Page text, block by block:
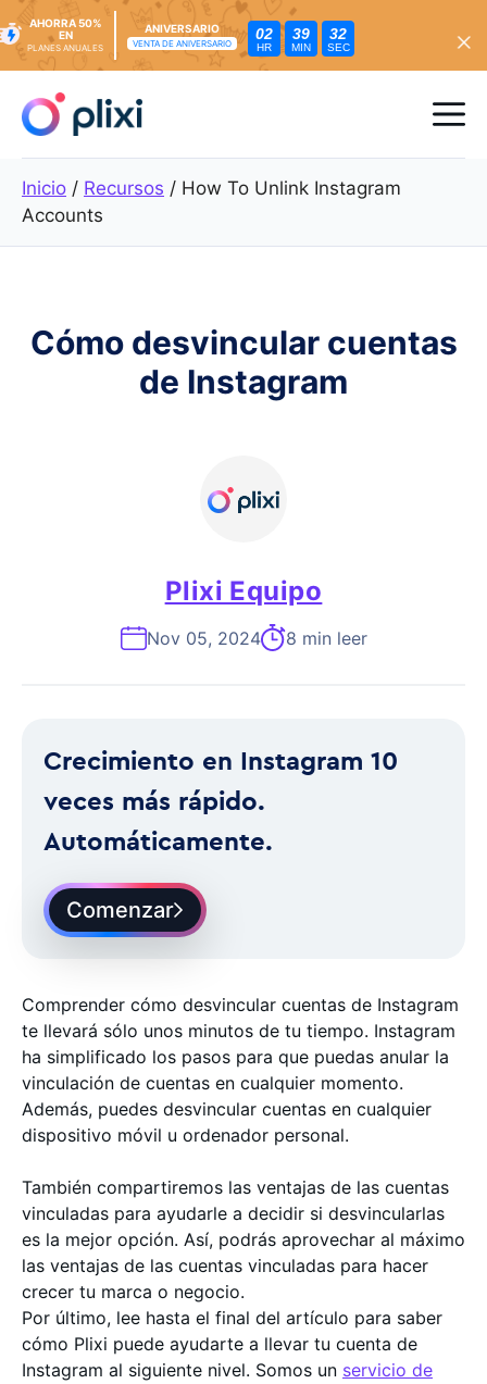
contenido
AHORRA 50%
EN
PLANES ANUALES
ANIVERSARIO
VENTA DE ANIVERSARIO
02
HR
39
MIN
30
SEC
Inicio / Recursos / How To Unlink Instagram
Accounts
Cómo desvincular cuentas
de Instagram
Plixi Equipo
Nov 05, 2024 8 min leer
Crecimiento en Instagram 10
veces más rápido.
Automáticamente.
Comenzar
Comprender cómo desvincular cuentas de Instagram
te llevará sólo unos minutos de tu tiempo. Instagram
ha simplificado los pasos para que puedas anular la
vinculación de cuentas en cualquier momento.
Además, puedes desvincular cuentas en cualquier
dispositivo móvil u ordenador personal.
También compartiremos las ventajas de las cuentas
vinculadas para ayudarle a decidir si desvincularlas
es la mejor opción. Así, podrás aprovechar al máximo
las ventajas de las cuentas vinculadas para hacer
crecer tu marca o negocio.
Por último, lee hasta el final del artículo para saber
cómo Plixi puede ayudarte a llevar tu cuenta de
Instagram al siguiente nivel. Somos un servicio de